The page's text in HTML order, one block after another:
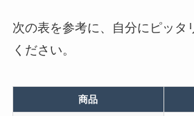
次の表を参考に、自分にピッタ
ください。
商品